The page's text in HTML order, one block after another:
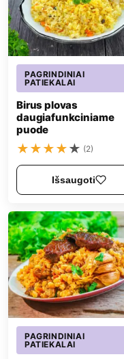
PAGRINDINIAI
PATIEKALAI
Birus plovas
daugiafunkciniame
puode
★★★★★ (2)
Išsaugoti
PAGRINDINIAI
PATIEKALAI